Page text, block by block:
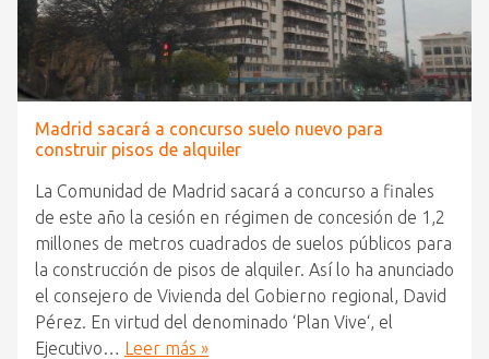
Madrid sacará a concurso suelo nuevo para
construir pisos de alquiler
La Comunidad de Madrid sacará a concurso a finales
de este año la cesión en régimen de concesión de 1,2
millones de metros cuadrados de suelos públicos para
la construcción de pisos de alquiler. Así lo ha anunciado
el consejero de Vivienda del Gobierno regional, David
Pérez. En virtud del denominado ‘Plan Vive‘, el
Ejecutivo… Leer más »